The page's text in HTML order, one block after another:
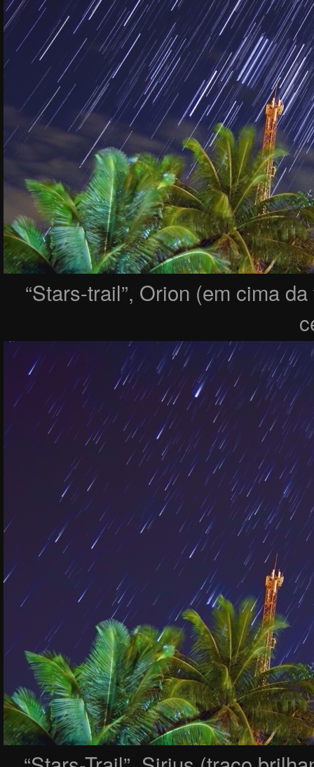
“Stars-trail”, Orion (em cima